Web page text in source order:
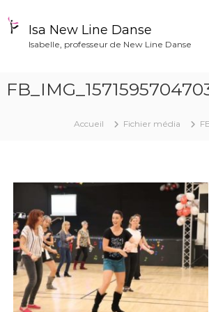
Isa New Line Danse
Isabelle, professeur de New Line Danse
Accueil Fichier média